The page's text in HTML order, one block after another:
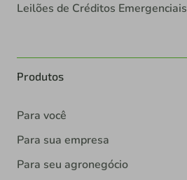
Leilões de Créditos Emergenciais
Produtos
Para você
Para sua empresa
Para seu agronegócio